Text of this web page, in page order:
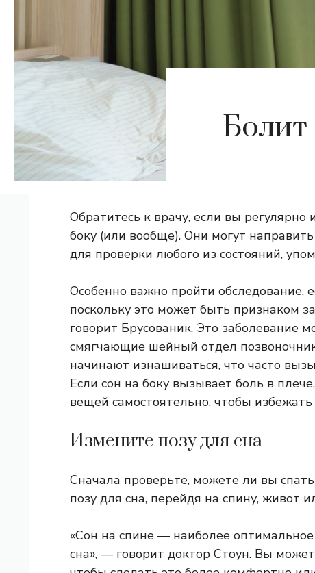
Болит
Обратитесь к врачу, если вы
боку (или вообще). Они могут
для проверки любого из состояний,
Особенно важно пройти обследование,
поскольку это может быть признаком
говорит Брусованик. Это заболевание
смягчающие шейный отдел
начинают изнашиваться, что часто
Если сон на боку вызывает боль в
вещей самостоятельно, чтобы
Измените позу для сна
Сначала проверьте, можете ли вы
позу для сна, перейдя на спину, живот
«Сон на спине — наиболее
сна», — говорит доктор Стоун. Вы